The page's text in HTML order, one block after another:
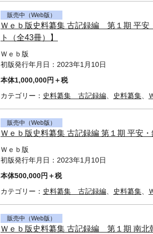
販売中（Web版）
Ｗｅｂ版史料纂集 古記録編 第１期 平安
ト（全43冊）】
Ｗｅｂ版
初版発行年月日： 2023年1月10日
本体1,000,000円＋税
カテゴリー： 史料纂集 古記録編、 史料纂集、
販売中（Web版）
Ｗｅｂ版史料纂集 古記録編 第１期 平安
Ｗｅｂ版
初版発行年月日： 2023年1月10日
本体500,000円＋税
カテゴリー： 史料纂集 古記録編、 史料纂集、
販売中（Web版）
Ｗｅｂ版史料纂集 古記録編 第１期 南北